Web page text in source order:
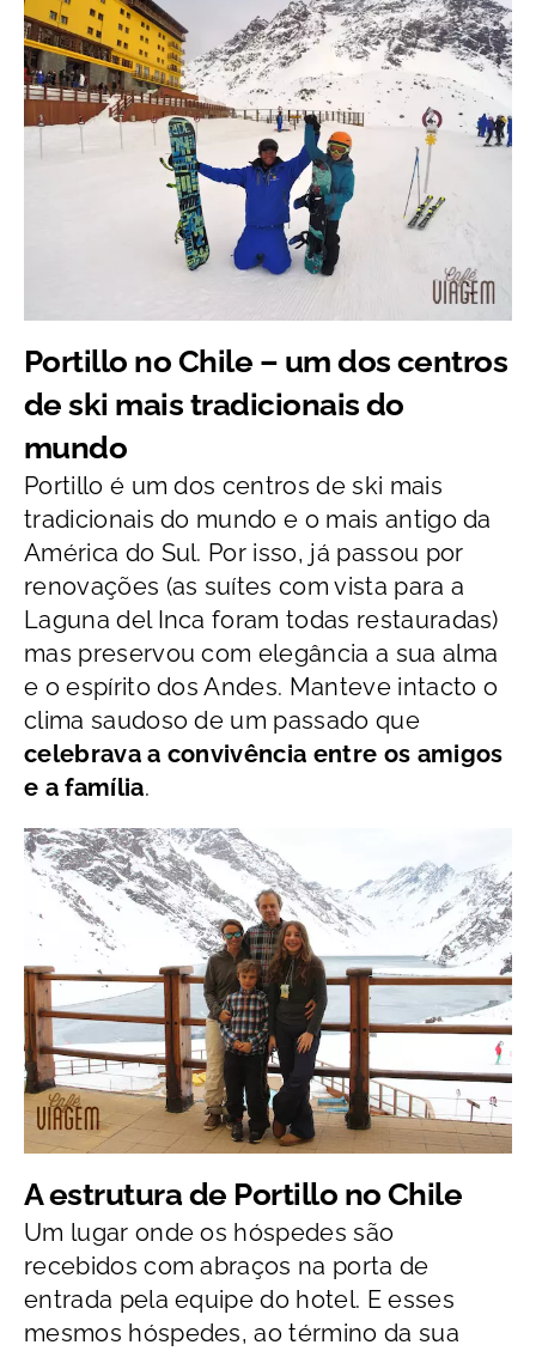
Portillo no Chile – um dos centros
de ski mais tradicionais do
mundo
Portillo é um dos centros de ski mais
tradicionais do mundo e o mais antigo da
América do Sul. Por isso, já passou por
renovações (as suítes com vista para a
Laguna del Inca foram todas restauradas)
mas preservou com elegância a sua alma
e o espírito dos Andes. Manteve intacto o
clima saudoso de um passado que
celebrava a convivência entre os amigos
e a família.
A estrutura de Portillo no Chile
Um lugar onde os hóspedes são
recebidos com abraços na porta de
entrada pela equipe do hotel. E esses
mesmos hóspedes, ao término da sua